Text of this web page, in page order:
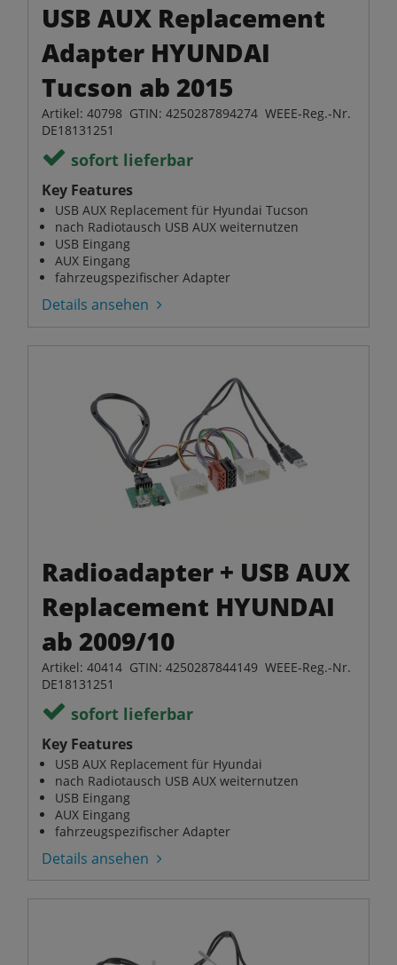
USB AUX Replacement
Adapter HYUNDAI
Tucson ab 2015
Artikel: 40798 GTIN: 4250287894274 WEEE-Reg.-Nr.
DE18131251
sofort lieferbar
Key Features
USB AUX Replacement für Hyundai Tucson
nach Radiotausch USB AUX weiternutzen
USB Eingang
AUX Eingang
fahrzeugspezifischer Adapter
Details ansehen
Radioadapter + USB AUX
Replacement HYUNDAI
ab 2009/10
Artikel: 40414 GTIN: 4250287844149 WEEE-Reg.-Nr.
DE18131251
sofort lieferbar
Key Features
USB AUX Replacement für Hyundai
nach Radiotausch USB AUX weiternutzen
USB Eingang
AUX Eingang
fahrzeugspezifischer Adapter
Details ansehen